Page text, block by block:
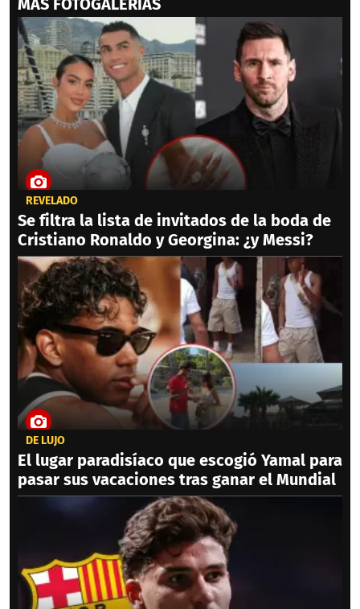
MAS FOTOGALERIAS
REVELADO
Se filtra la lista de invitados de la boda de
Cristiano Ronaldo y Georgina: ¿y Messi?
DE LUJO
El lugar paradisíaco que escogió Yamal para
pasar sus vacaciones tras ganar el Mundial